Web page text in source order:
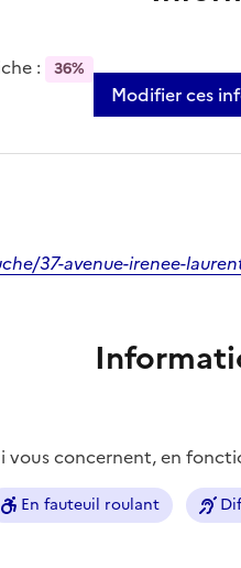
: 36%
Modifier ces
37-avenue-irenee-
concernent, en
En fauteuil roulant